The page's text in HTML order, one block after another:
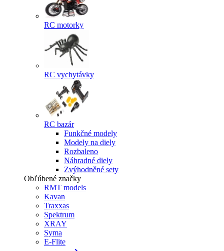
RC motorky
RC vychytávky
RC bazár
Funkčné modely
Modely na diely
Rozbaleno
Náhradné diely
Zvýhodněné sety
Obľúbené značky
RMT models
Kavan
Traxxas
Spektrum
XRAY
Syma
E-Flite